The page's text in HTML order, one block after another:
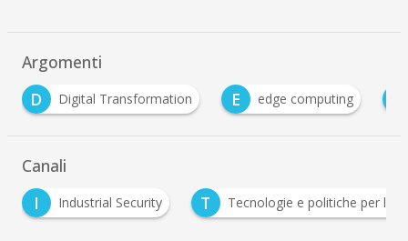
Argomenti
E edge computing G Green deal
Canali
Security T Tecnologie e politiche per la sostenibilità